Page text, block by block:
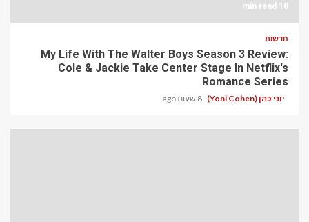
10 min read
חדשות
My Life With The Walter Boys Season 3 Review:
Cole & Jackie Take Center Stage In Netflix's
Romance Series
יוני כהן (Yoni Cohen) 8 שעות ago